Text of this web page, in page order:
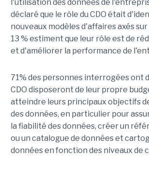
l'utilisation des données de
déclaré que le rôle du CDO était
nouveaux modèles d'affaires axés
13 % estiment que leur rôle est de
et d'améliorer la performance de
71% des personnes interrogées ont
CDO disposeront de leur propre
atteindre leurs principaux objectifs
des données, en particulier pour
la fiabilité des données, créer un
ou un catalogue de données et
données en fonction des niveaux de